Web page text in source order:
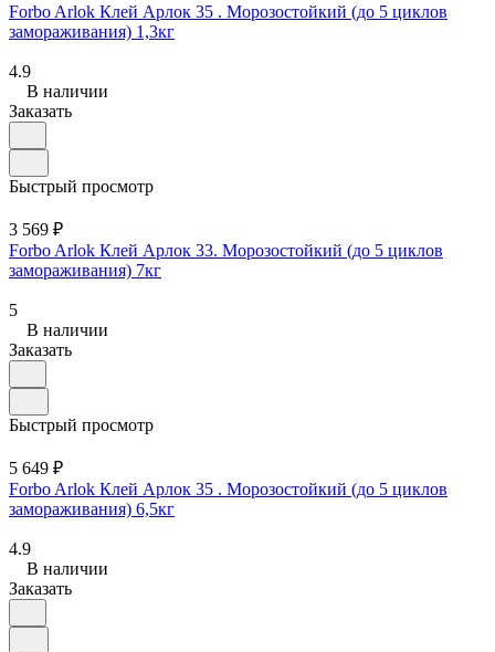
Forbo Arlok Клей Арлок 35 . Морозостойкий (до 5 циклов
замораживания) 1,3кг
4.9
В наличии
Заказать
Быстрый просмотр
3 569 ₽
Forbo Arlok Клей Арлок 33. Морозостойкий (до 5 циклов
замораживания) 7кг
5
В наличии
Заказать
Быстрый просмотр
5 649 ₽
Forbo Arlok Клей Арлок 35 . Морозостойкий (до 5 циклов
замораживания) 6,5кг
4.9
В наличии
Заказать